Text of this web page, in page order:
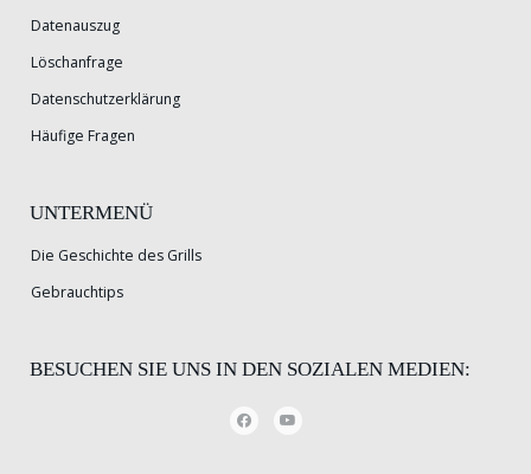
Datenauszug
Löschanfrage
Datenschutzerklärung
Häufige Fragen
UNTERMENÜ
Die Geschichte des Grills
Gebrauchtips
BESUCHEN SIE UNS IN DEN SOZIALEN MEDIEN: